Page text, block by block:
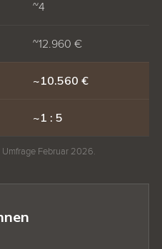
~4
~12.960 €
~10.560 €
~1 : 5
Februar 2026.